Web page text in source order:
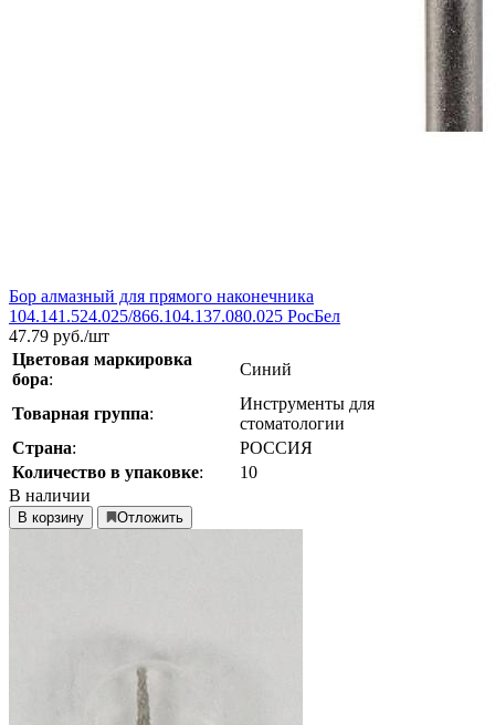
Бор алмазный для прямого наконечника
104.141.524.025/866.104.137.080.025 РосБел
47.79 руб./шт
Цветовая маркировка
бора:
Синий
Товарная группа:
Инструменты для
стоматологии
Страна:
РОССИЯ
Количество в упаковке:
10
В наличии
В корзину Отложить